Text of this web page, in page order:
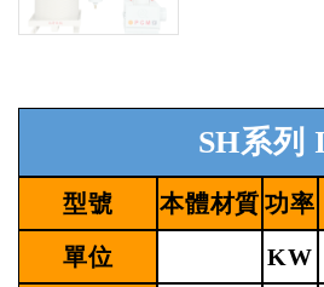
SH系列
型號 本體材質 功率
單位
KW